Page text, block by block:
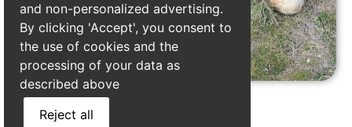
and non-personalized advertising.
By clicking 'Accept', you consent to
the use of cookies and the
processing of your data as
described above
Reject all